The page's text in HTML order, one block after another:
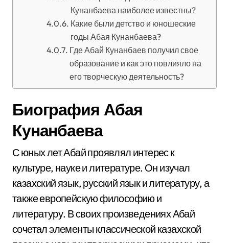
Кунанбаева наиболее известны?
Какие были детство и юношеские
годы Абая Кунанбаева?
Где Абай Кунанбаев получил свое
образование и как это повлияло на
его творческую деятельность?
Биография Абая
Кунанбаева
С юных лет Абай проявлял интерес к
культуре, науке и литературе. Он изучал
казахский язык, русский язык и литературу, а
также европейскую философию и
литературу. В своих произведениях Абай
сочетал элементы классической казахской